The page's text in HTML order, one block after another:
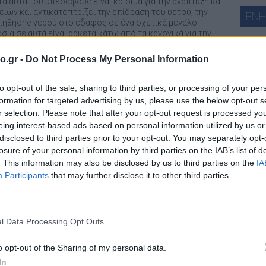
- Do Not Process My Personal Information
opt-out of the sale, sharing to third parties, or processing of your
for targeted advertising by us, please use the below opt-out
selection. Please note that after your opt-out request is processed
interest-based ads based on personal information utilized by us
to third parties prior to your opt-out. You may separately
of your personal information by third parties on the IAB’s list of
This information may also be disclosed by us to third parties on the
Participants that may further disclose it to other third parties.
Data Processing Opt Outs
opt-out of the Sharing of my personal data.
και αντικατοπτρίζει την επίδραση του υετού, την
νερού στο έδαφος σε ένα σχετικά μεγάλο
σε αυτά είναι αρκετά κάτω από τα κανονικά για την
αυτό συνεπάγεται συνθήκες (σχετικής) ξηρασίας
τις καλλιέργειες
αυτά έχουν
σε σχέση με τις μέσες συνθήκες της περιόδου
η εδαφική υγρασία είναι αρκετά χαμηλή για τα
περίοδο του έτους, τότε ενδέχεται να έχουμε έως
χωρίς να είναι τελείως ξερό το έδαφος. Παρομοίως, αν
σε απόλυτο βαθμό, αλλά σε κανονικά για την εποχή
ξηρασίας (ο δείκτης SSMI είναι ελαφρώς αρνητικός ή
ελλείψει επιτόπιων παρατηρήσεων οι τιμές εδαφικής
μοντέλου για την επιφάνεια της Γης (ERA5-Land)
από τις πραγματικές συνθήκες.